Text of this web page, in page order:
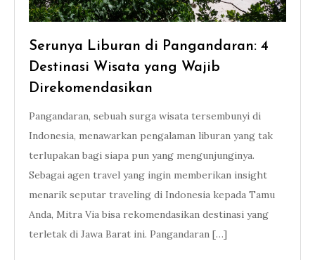
Serunya Liburan di Pangandaran: 4
Destinasi Wisata yang Wajib
Direkomendasikan
Pangandaran, sebuah surga wisata tersembunyi di
Indonesia, menawarkan pengalaman liburan yang tak
terlupakan bagi siapa pun yang mengunjunginya.
Sebagai agen travel yang ingin memberikan insight
menarik seputar traveling di Indonesia kepada Tamu
Anda, Mitra Via bisa rekomendasikan destinasi yang
terletak di Jawa Barat ini. Pangandaran […]